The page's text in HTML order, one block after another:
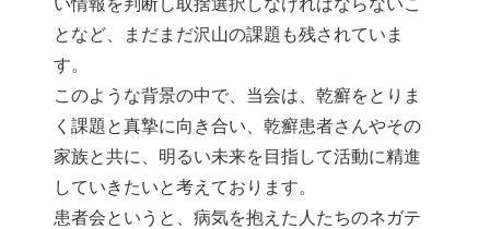
い情報を判断し取捨選択しなければならないこ
となど、まだまだ沢山の課題も残されていま
す。
このような背景の中で、当会は、乾癬をとりま
く課題と真摯に向き合い、乾癬患者さんやその
家族と共に、明るい未来を目指して活動に精進
していきたいと考えております。
患者会というと、病気を抱えた人たちのネガテ